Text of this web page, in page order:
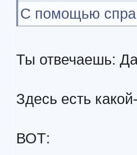
С помощью
Ты отвечаешь:
Здесь есть
ВОТ: